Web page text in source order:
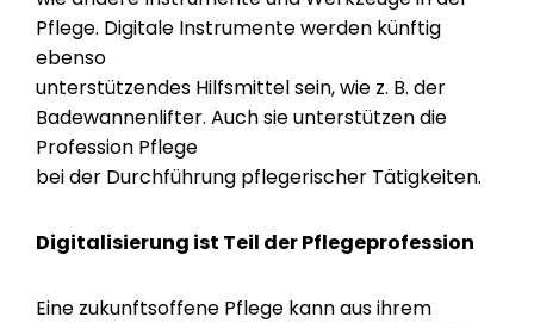
Pflege. Digitale Instrumente werden künftig
ebenso
unterstützendes Hilfsmittel sein, wie z. B. der
Badewannenlifter. Auch sie unterstützen die
Profession Pflege
bei der Durchführung pflegerischer Tätigkeiten.
Digitalisierung ist Teil der Pflegeprofession
Eine zukunftsoffene Pflege kann aus ihrem